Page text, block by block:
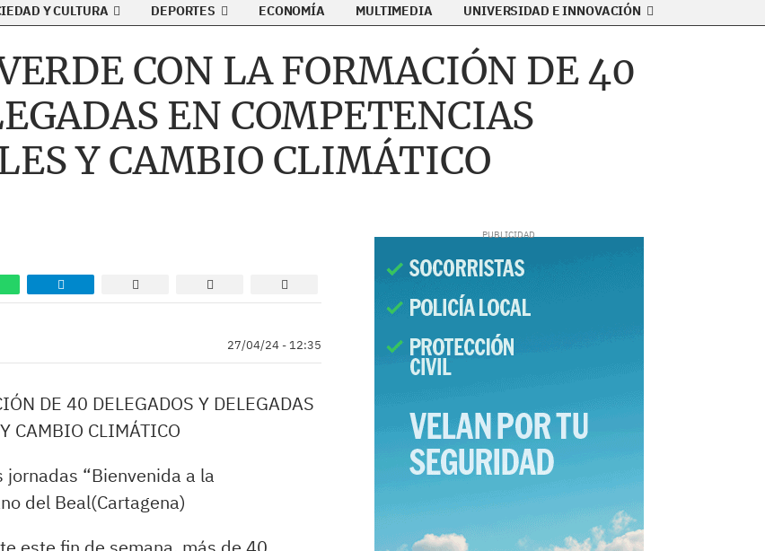
Y CULTURA DEPORTES ECONOMÍA MULTIMEDIA UNIVERSIDAD E INNOVACIÓN
CON LA FORMACIÓN DE 40
EN COMPETENCIAS
Y CAMBIO CLIMÁTICO
27/04/24 - 12:35
DE 40 DELEGADOS Y DELEGADAS
CAMBIO CLIMÁTICO
“Bienvenida a la
del Beal(Cartagena)